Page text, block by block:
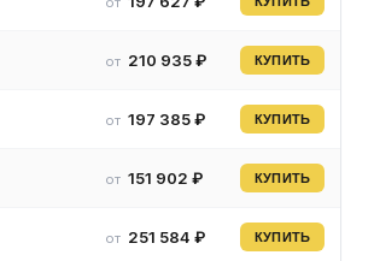
от 210 935 ₽ КУПИТЬ
от 197 385 ₽ КУПИТЬ
от 151 902 ₽ КУПИТЬ
от 251 584 ₽ КУПИТЬ